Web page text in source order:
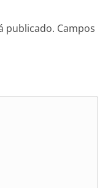
publicado. Campos